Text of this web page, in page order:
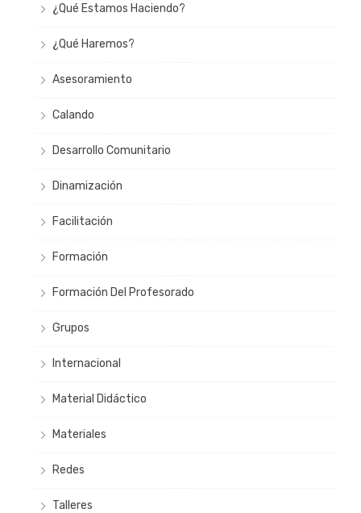
¿Qué Estamos Haciendo?
¿Qué Haremos?
Asesoramiento
Calando
Desarrollo Comunitario
Dinamización
Facilitación
Formación
Formación Del Profesorado
Grupos
Internacional
Material Didáctico
Materiales
Redes
Talleres